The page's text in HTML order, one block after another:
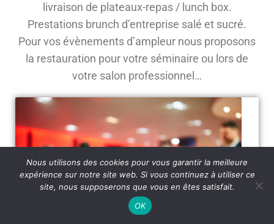
livraison de plateaux-repas / lunch box.
Prestations brunch d’entreprise salé et sucré.
Pour vos évènements d’ampleur nous proposons
la restauration pour votre séminaire ou lors de
votre salon professionnel…
Nous utilisons des cookies pour vous garantir la meilleure
expérience sur notre site web. Si vous continuez à utiliser ce
site, nous supposerons que vous en êtes satisfait.
OK